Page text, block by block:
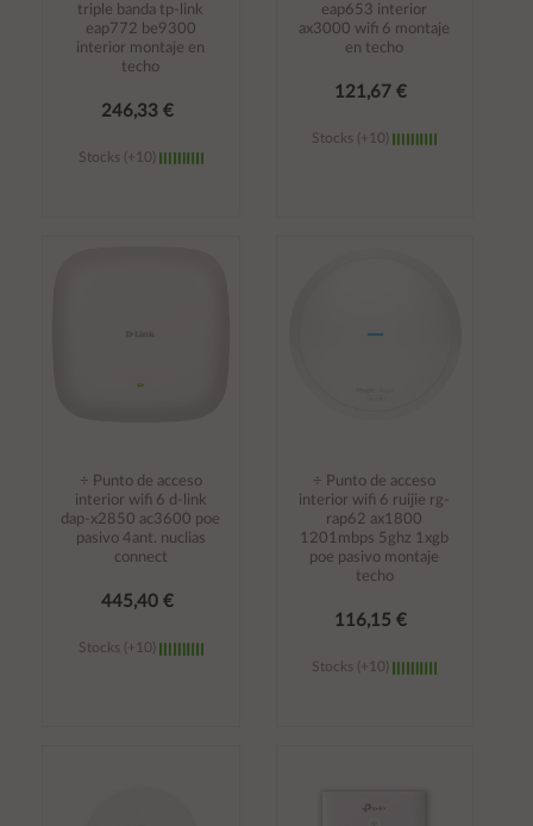
triple banda tp-link
eap772 be9300
interior montaje en
techo
246,33 €
Stocks (+10)
eap653 interior
ax3000 wifi 6 montaje
en techo
121,67 €
Stocks (+10)
÷ Punto de acceso
interior wifi 6 d-link
dap-x2850 ac3600 poe
pasivo 4ant. nuclias
connect
445,40 €
Stocks (+10)
÷ Punto de acceso
interior wifi 6 ruijie rg-
rap62 ax1800
1201mbps 5ghz 1xgb
poe pasivo montaje
techo
116,15 €
Stocks (+10)